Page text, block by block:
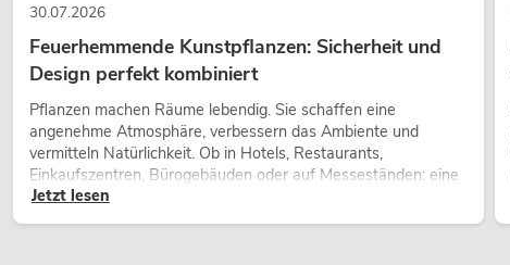
30.07.2026
Feuerhemmende Kunstpflanzen: Sicherheit und
Design perfekt kombiniert
Pflanzen machen Räume lebendig. Sie schaffen eine
angenehme Atmosphäre, verbessern das Ambiente und
vermitteln Natürlichkeit. Ob in Hotels, Restaurants,
Einkaufszentren, Bürogebäuden oder auf Messeständen: eine
hochwertige Begrünung gehört heute längst zum modernen
Jetzt lesen